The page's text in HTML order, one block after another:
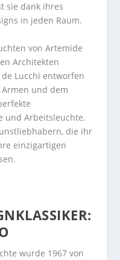
sie dank ihres
in jeden Raum.
von Artemide
Architekten
Lucchi entworfen
und dem
und Arbeitsleuchte.
die ihr
einzigartigen
wurde 1967 von